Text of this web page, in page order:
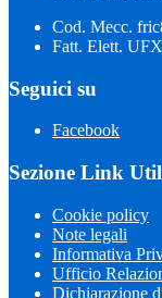
Cod. Mecc.
Fatt. Elett.
Seguici su
Facebook
Sezione Link
Cookie policy
Note legali
Informativa
Ufficio
Dichiarazione